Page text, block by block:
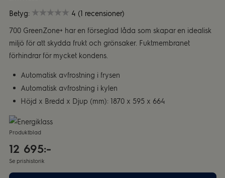
Betyg:
4 (1 recensioner)
700 GreenZone+ har en förseglad låda som skapar en idealisk
miljö för att skydda frukt och grönsaker. Fuktmembranet
förhindrar för mycket kondens.
Automatisk avfrostning i frysen
Automatisk avfrostning i kylen
Höjd x Bredd x Djup (mm): 1870 x 595 x 664
Produktblad
12 695:-
Se prishistorik